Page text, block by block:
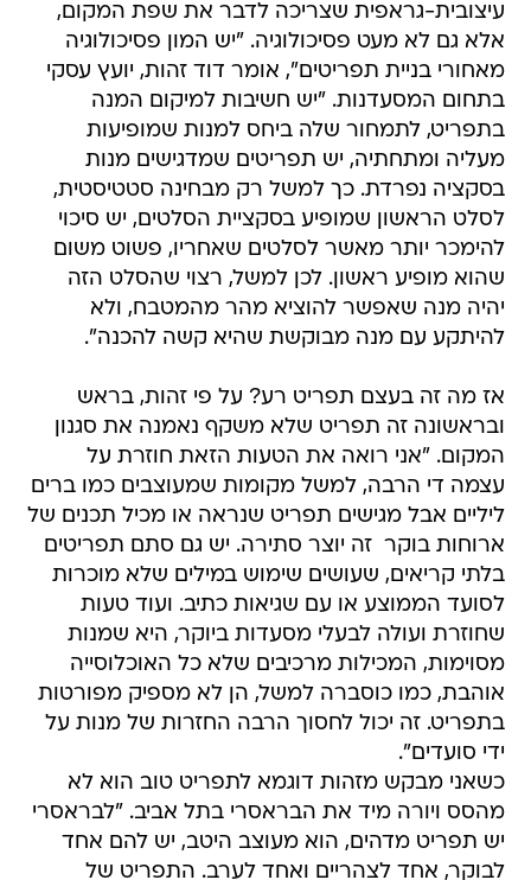
עיצובית-גראפית שצריכה לדבר את שפת המקום,
אלא גם לא מעט פסיכולוגיה. "יש המון פסיכולוגיה
מאחורי בניית תפריטים", אומר דוד זהות, יועץ עסקי
בתחום המסעדנות. "יש חשיבות למיקום המנה
בתפריט, לתמחור שלה ביחס למנות שמופיעות
מעליה ומתחתיה, יש תפריטים שמדגישים מנות
בסקציה נפרדת. כך למשל רק מבחינה סטטיסטית,
לסלט הראשון שמופיע בסקציית הסלטים, יש סיכוי
להימכר יותר מאשר לסלטים שאחריו, פשוט משום
שהוא מופיע ראשון. לכן למשל, רצוי שהסלט הזה
יהיה מנה שאפשר להוציא מהר מהמטבח, ולא
להיתקע עם מנה מבוקשת שהיא קשה להכנה".
אז מה זה בעצם תפריט רע? על פי זהות, בראש
ובראשונה זה תפריט שלא משקף נאמנה את סגנון
המקום. "אני רואה את הטעות הזאת חוזרת על
עצמה די הרבה, למשל מקומות שמעוצבים כמו ברים
ליליים אבל מגישים תפריט שנראה או מכיל תכנים של
ארוחות בוקר  זה יוצר סתירה. יש גם סתם תפריטים
בלתי קריאים, שעושים שימוש במילים שלא מוכרות
לסועד הממוצע או עם שגיאות כתיב. ועוד טעות
שחוזרת ועולה לבעלי מסעדות ביוקר, היא שמנות
מסוימות, המכילות מרכיבים שלא כל האוכלוסייה
אוהבת, כמו כוסברה למשל, הן לא מספיק מפורטות
בתפריט. זה יכול לחסוך הרבה החזרות של מנות על
ידי סועדים".
כשאני מבקש מזהות דוגמא לתפריט טוב הוא לא
מהסס ויורה מיד את הבראסרי בתל אביב. "לבראסרי
יש תפריט מדהים, הוא מעוצב היטב, יש להם אחד
לבוקר, אחד לצהריים ואחד לערב. התפריט של